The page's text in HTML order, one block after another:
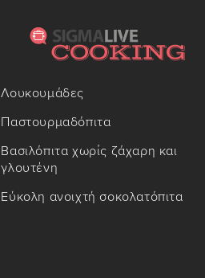
Λουκουμάδες
Παστουρμαδόπιτα
Βασιλόπιτα χωρίς ζάχαρη και
γλουτένη
Εύκολη ανοιχτή σοκολατόπιτα